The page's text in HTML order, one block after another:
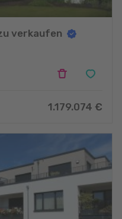
verkaufen
1.179.074 €